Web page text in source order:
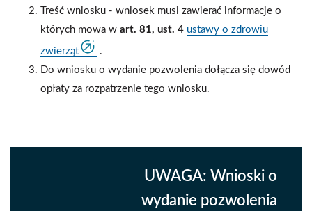
Treść wniosku - wniosek musi zawierać informacje o
których mowa w art. 81, ust. 4 ustawy o zdrowiu
zwierząt
.
Do wniosku o wydanie pozwolenia dołącza się dowód
opłaty za rozpatrzenie tego wniosku.
UWAGA: Wnioski o
wydanie pozwolenia